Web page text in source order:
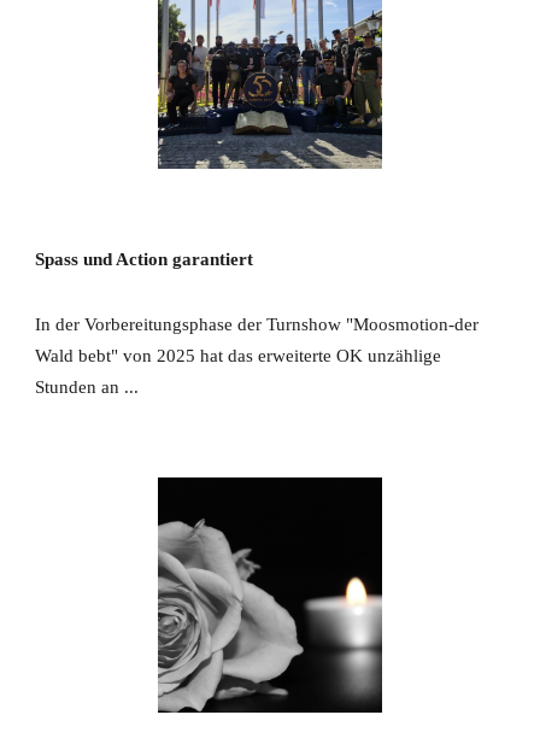
Spass und Action garantiert
In der Vorbereitungsphase der Turnshow "Moosmotion-der
Wald bebt" von 2025 hat das erweiterte OK unzählige
Stunden an ...